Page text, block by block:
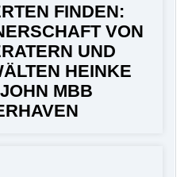
FINDEN:
VON
UND
HEINKE
MBB